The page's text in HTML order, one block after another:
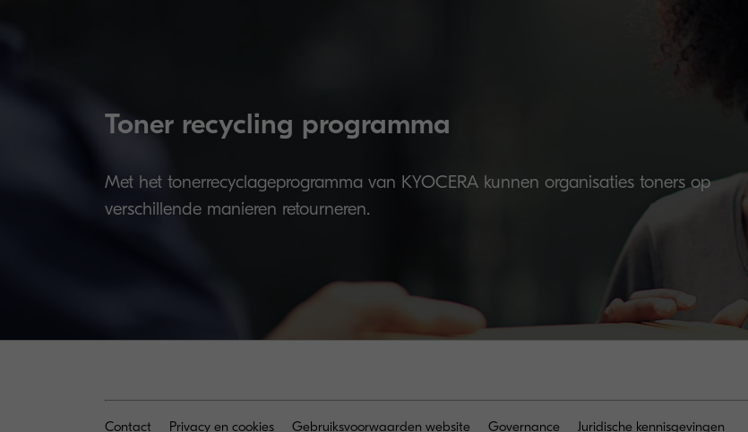
Toner recycling programma
Met het tonerrecyclageprogramma van KYOCERA kunnen organisaties toners op
verschillende manieren retourneren.
Contact Privacy en cookies Gebruiksvoorwaarden website Governance Juridische kennisgevingen